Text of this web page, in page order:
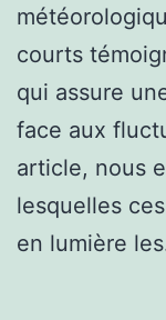
courts
qui assure
face aux
article, nous
lesquelles
en lumière